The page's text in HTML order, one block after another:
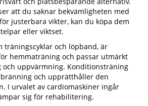
att du saknar bekvämligheten med
justerbara vikter, kan du köpa dem
eller viktset.
träningscyklar och löpband, är
hemmaträning och passar utmärkt
uppvärmning. Konditionsträning
och upprätthåller den
I urvalet av cardiomaskiner ingår
sig för rehabilitering.